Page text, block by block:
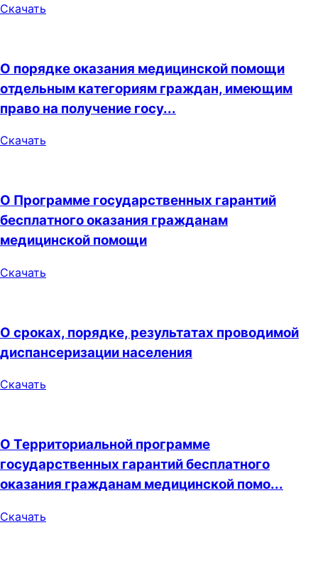
Скачать
О порядке оказания медицинской помощи
отдельным категориям граждан, имеющим
право на получение госу...
Скачать
О Программе государственных гарантий
бесплатного оказания гражданам
медицинской помощи
Скачать
О сроках, порядке, результатах проводимой
диспансеризации населения
Скачать
О Территориальной программе
государственных гарантий бесплатного
оказания гражданам медицинской помо...
Скачать